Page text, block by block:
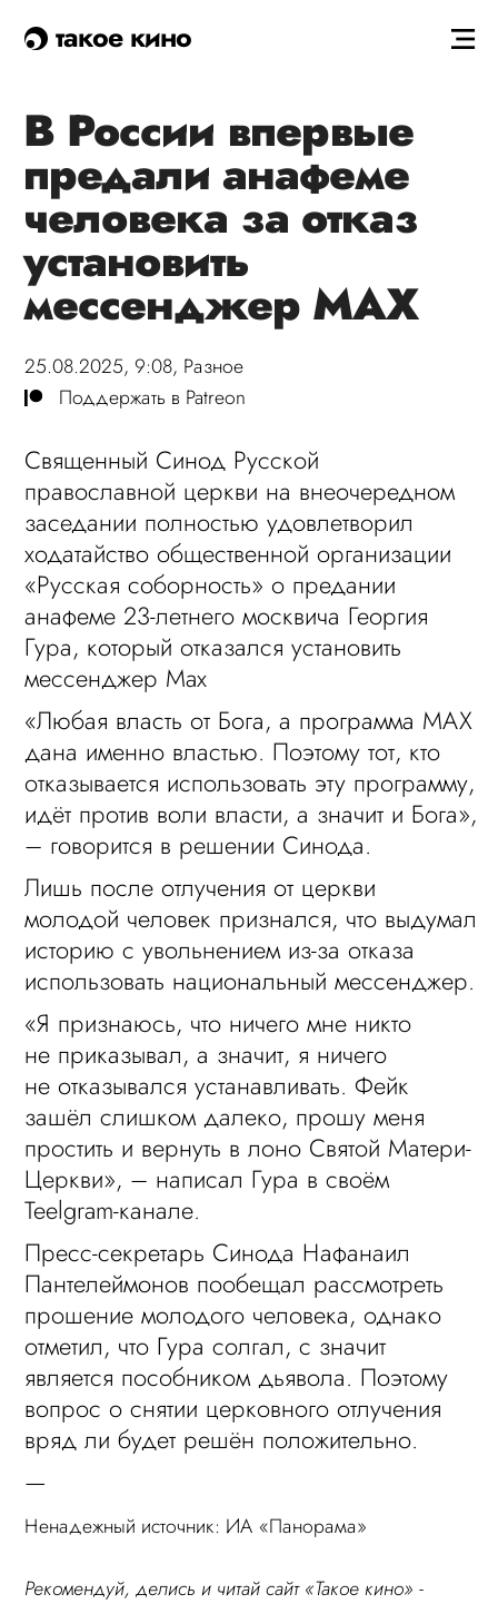
такое кино
В России впервые
предали анафеме
человека за отказ
установить
мессенджер MАХ
25.08.2025, 9:08, Разное
Поддержать в Patreon
Священный Синод Русской
православной церкви на внеочередном
заседании полностью удовлетворил
ходатайство общественной организации
«Русская соборность» о предании
анафеме 23-летнего москвича Георгия
Гура, который отказался установить
мессенджер Max
«Любая власть от Бога, а программа MАХ
дана именно властью. Поэтому тот, кто
отказывается использовать эту программу,
идёт против воли власти, а значит и Бога»,
– говорится в решении Синода.
Лишь после отлучения от церкви
молодой человек признался, что выдумал
историю с увольнением из-за отказа
использовать национальный мессенджер.
«Я признаюсь, что ничего мне никто
не приказывал, а значит, я ничего
не отказывался устанавливать. Фейк
зашёл слишком далеко, прошу меня
простить и вернуть в лоно Святой Матери-
Церкви», – написал Гура в своём
Teelgram-канале.
Пресс-секретарь Синода Нафанаил
Пантелеймонов пообещал рассмотреть
прошение молодого человека, однако
отметил, что Гура солгал, с значит
является пособником дьявола. Поэтому
вопрос о снятии церковного отлучения
вряд ли будет решён положительно.
—
Ненадежный источник: ИА «Панорама»
Рекомендуй, делись и читай сайт «Такое кино» -